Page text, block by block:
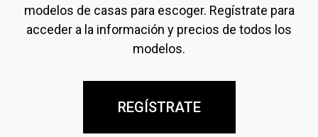
modelos de casas para escoger. Regístrate para
acceder a la información y precios de todos los
modelos.
REGÍSTRATE